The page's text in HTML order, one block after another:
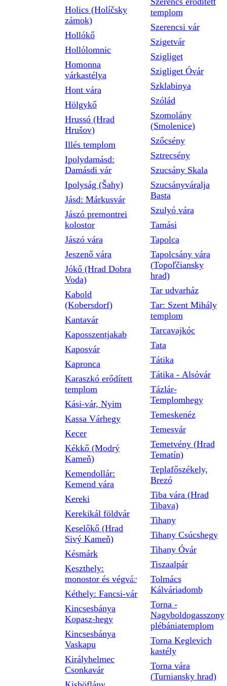
Holics (Holíčsky
zámok)
Hollókő
Hollólomnic
Homonna
várkastélya
Hont vára
Hölgykő
Hrussó (Hrad
Hrušov)
Illés templom
Ipolydamásd:
Damásdi vár
Ipolyság (Šahy)
Jásd: Márkusvár
Jászó premontrei
kolostor
Jászó vára
Jeszenő vára
Jókő (Hrad Dobra
Voda)
Kabold
(Kobersdorf)
Kantavár
Kaposszentjakab
Kaposvár
Kapronca
Karaszkó erődített
templom
Kási-vár, Nyim
Kassa Várhegy
Kecer
Kékkő (Modrý
Kameň)
Kemendollár:
Kemend vára
Kereki
Kerekikál földvár
Keselőkő (Hrad
Sivý Kameň)
Késmárk
Keszthely:
monostor és végvár
Kéthely: Fancsi-vár
Kincsesbánya
Kopasz-hegy
Kincsesbánya
Vaskapu
Királyhelmec
Csonkavár
templom
Szerencsi vár
Szigetvár
Szigliget
Szigliget Óvár
Szklabinya
Szólád
Szomolány
(Smolenice)
Szőcsény
Sztrecsény
Szucsány Skala
Szucsányváralja
Basta
Szulyó vára
Tamási
Tapolca
Tapolcsány vára
(Topoľčiansky
hrad)
Tar udvarház
Tar: Szent Mihály
templom
Tarcavajkóc
Tata
Tátika
Tátika - Alsóvár
Tázlár-
Templomhegy
Temeskenéz
Temesvár
Temetvény (Hrad
Tematín)
Teplafőszékely,
Brezó
Tiba vára (Hrad
Tibava)
Tihany
Tihany Csúcshegy
Tihany Óvár
Tiszaalpár
Tolmács
Kálváriadomb
Torna -
Nagyboldogasszony
plébániatemplom
Torna Keglevich
kastély
Torna vára
(Turniansky hrad)